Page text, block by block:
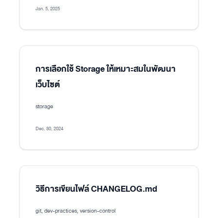
Jan. 5, 2025
การเลือกใช้ Storage ให้เหมาะสมในพัฒนา
เว็บไซต์
storage
Dec. 30, 2024
วิธีการเขียนไฟล์ CHANGELOG.md
git, dev-practices, version-control